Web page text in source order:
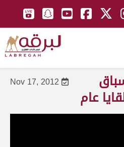
Nov 17, 2012
عام